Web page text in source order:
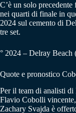
C’è un solo
nei quarti di finale in
2024 sul cemento di
tre set.
° 2024 – Delray
Quote e pronostico
Per il team di analisti
Flavio Cobolli vincente,
Zachary Svajda è